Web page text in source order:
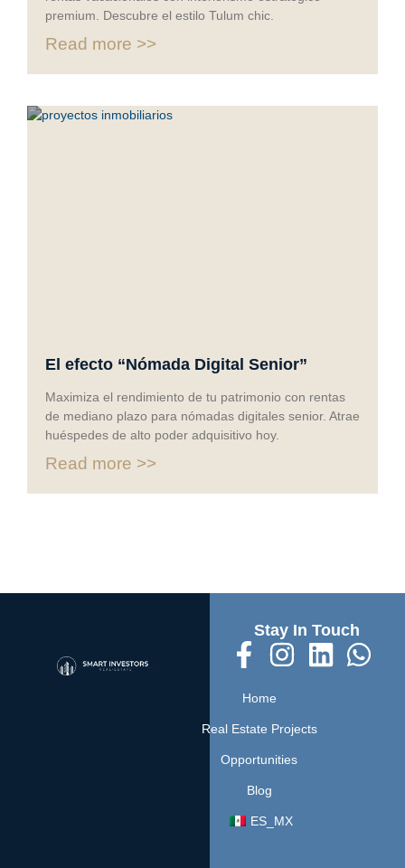
premium. Descubre el estilo Tulum chic.
Read more >>
El efecto “Nómada Digital Senior”
Maximiza el rendimiento de tu patrimonio con rentas
de mediano plazo para nómadas digitales senior. Atrae
huéspedes de alto poder adquisitivo hoy.
Read more >>
Home
Real Estate Projects
Opportunities
Blog
ES_MX
Stay In Touch